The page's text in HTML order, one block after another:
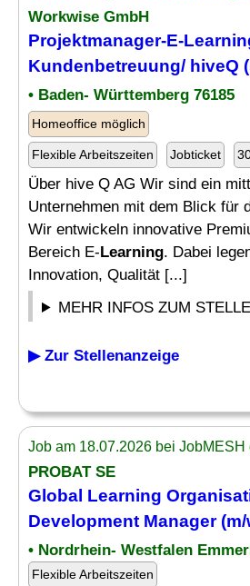
Workwise GmbH
Projektmanager-E-
Kundenbetreuung/ hiveQ
• Baden- Württemberg 76185
Homeoffice möglich
Flexible Arbeitszeiten Jobticket
Über hive Q AG Wir sind ein
Unternehmen mit dem Blick für
Wir entwickeln innovative
Bereich E-Learning. Dabei
Innovation, Qualität [...]
MEHR INFOS ZUM
▶ Zur Stellenanzeige
Job am 18.07.2026 bei JobMESH
PROBAT SE
Global Learning
Development Manager(m/
• Nordrhein- Westfalen
Flexible Arbeitszeiten